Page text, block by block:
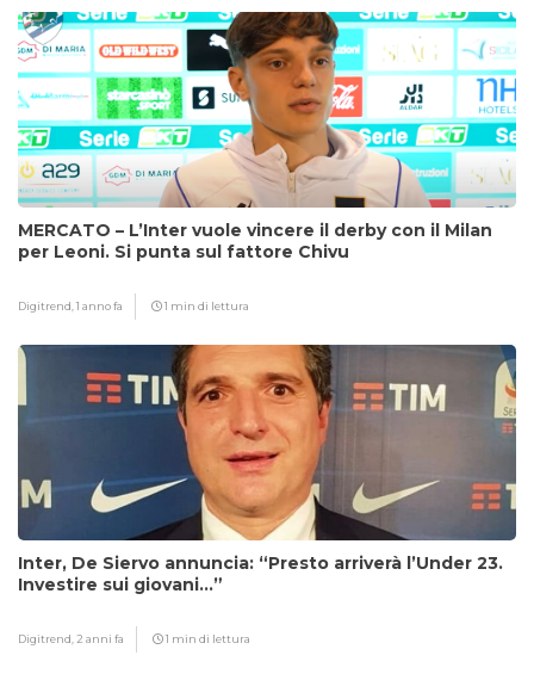
MERCATO – L’Inter vuole vincere il derby con il Milan
per Leoni. Si punta sul fattore Chivu
Digitrend,1 anno fa 1 min di lettura
Inter, De Siervo annuncia: “Presto arriverà l’Under 23.
Investire sui giovani…”
Digitrend, 2 anni fa 1 min di lettura